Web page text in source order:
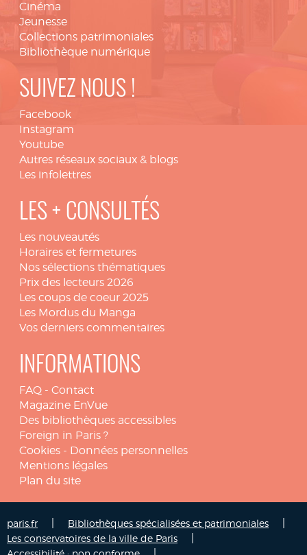
Cinéma
Jeunesse
Collections patrimoniales
Bibliothèque numérique
SUIVEZ NOUS !
Facebook
Instagram
Youtube
Autres réseaux sociaux & blogs
Les infolettres
LES + CONSULTÉS
Les nouveautés
Horaires et fermetures
Nos sélections thématiques
Prix des lecteurs 2026
Les coups de coeur 2025
Les Mordus du Manga
Vos derniers commentaires
INFORMATIONS
FAQ - Contact
Magazine EnVue
Des bibliothèques accessibles
Foreign in Paris ?
Cookies - Données personnelles
Mentions légales
Plan du site
paris.fr Bibliothèques spécialisées et patrimoniales
Les conservatoires de la ville de Paris